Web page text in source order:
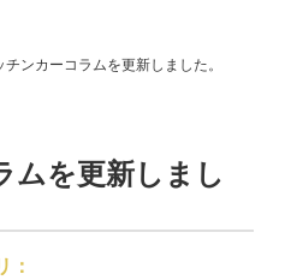
ンカーコラムを更新しました。
ムを更新しまし
：